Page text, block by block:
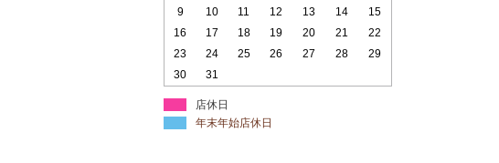
9
10 11 12 13 14
15
16
17 18 19 20 21
22
23
24 25 26 27 28
29
30
31
店休日
年末年始店休日